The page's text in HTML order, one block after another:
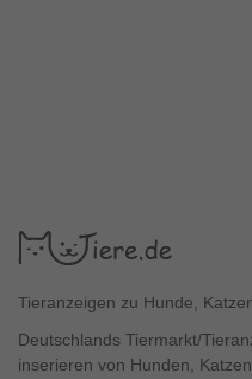
Tieranzeigen zu Hunde,
Deutschlands Tiermarkt/
inserieren von Hunden,